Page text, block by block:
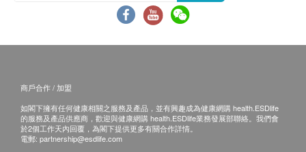
1-2粒,加收RMB3,000元;
3-4粒,加收RMB6,000元
5-7粒,加收RMB8,000元;
額外費用支付方式：支持Visa、Mastercard、
WeChatHK（按當日匯率結算）。如使用現金，僅
接受人民幣。
2. 預留E-mail，正觀醫院會在報告完成後發送至客
人電郵地址或預留郵寄地址，正觀醫院會在報告完
成後郵寄，郵資到付（可送到港澳地區）。
前一天與您取得聯繫,確認通話時間，醫生會按預
約時間主動與您聯絡。
商戶合作 / 加盟
如閣下擁有任何健康相關之服務及產品，並有興趣成為健康網購 health.ESDlife
的服務及產品供應商，歡迎與健康網購 health.ESDlife業務發展部聯絡。我們會
於2個工作天內回覆，為閣下提供更多有關合作詳情。
電郵: partnership@esdlife.com